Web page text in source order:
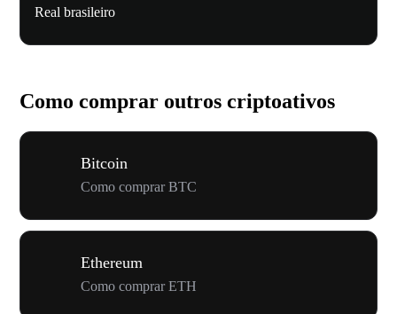
Real brasileiro
Como comprar outros criptoativos
Bitcoin
Como comprar BTC
Ethereum
Como comprar ETH